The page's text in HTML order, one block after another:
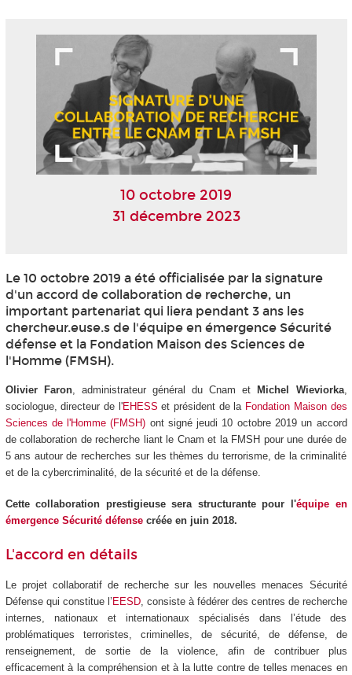
10 octobre 2019
31 décembre 2023
Le 10 octobre 2019 a été officialisée par la signature
d'un accord de collaboration de recherche, un
important partenariat qui liera pendant 3 ans les
chercheur.euse.s de l'équipe en émergence Sécurité
défense et la Fondation Maison des Sciences de
l'Homme (FMSH).
Olivier Faron, administrateur général du Cnam et Michel Wieviorka,
sociologue, directeur de l'EHESS et président de la Fondation Maison des
Sciences de l'Homme (FMSH) ont signé jeudi 10 octobre 2019 un accord
de collaboration de recherche liant le Cnam et la FMSH pour une durée de
5 ans autour de recherches sur les thèmes du terrorisme, de la criminalité
et de la cybercriminalité, de la sécurité et de la défense.
Cette collaboration prestigieuse sera structurante pour l'équipe en
émergence Sécurité défensecréée en juin 2018.
L'accord en détails
Le projet collaboratif de recherche sur les nouvelles menaces Sécurité
Défense qui constitue l’ EESD, consiste à fédérer des centres de recherche
internes, nationaux et internationaux spécialisés dans l’étude des
problématiques terroristes, criminelles, de sécurité, de défense, de
renseignement, de sortie de la violence, afin de contribuer plus
efficacement à la compréhension et à la lutte contre de telles menaces en